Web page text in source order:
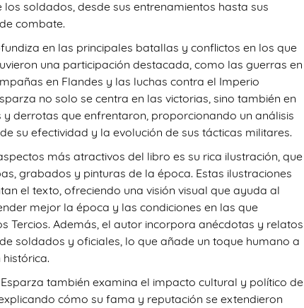
los soldados, desde sus entrenamientos hasta sus
combate.
en las principales batallas y conflictos en los que
una participación destacada, como las guerras en
en Flandes y las luchas contra el Imperio
no solo se centra en las victorias, sino también en
y derrotas que enfrentaron, proporcionando un análisis
su efectividad y la evolución de sus tácticas militares.
más atractivos del libro es su rica ilustración, que
grabados y pinturas de la época. Estas ilustraciones
el texto, ofreciendo una visión visual que ayuda al
mejor la época y las condiciones en las que
Tercios. Además, el autor incorpora anécdotas y relatos
soldados y oficiales, lo que añade un toque humano a
también examina el impacto cultural y político de
cómo su fama y reputación se extendieron